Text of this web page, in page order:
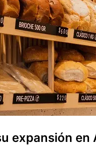
expansión